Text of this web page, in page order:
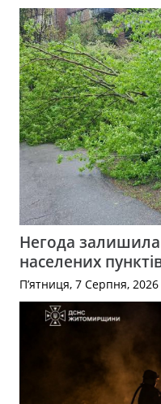
Негода залишила
населених
П’ятниця, 7 Серпня, 2026